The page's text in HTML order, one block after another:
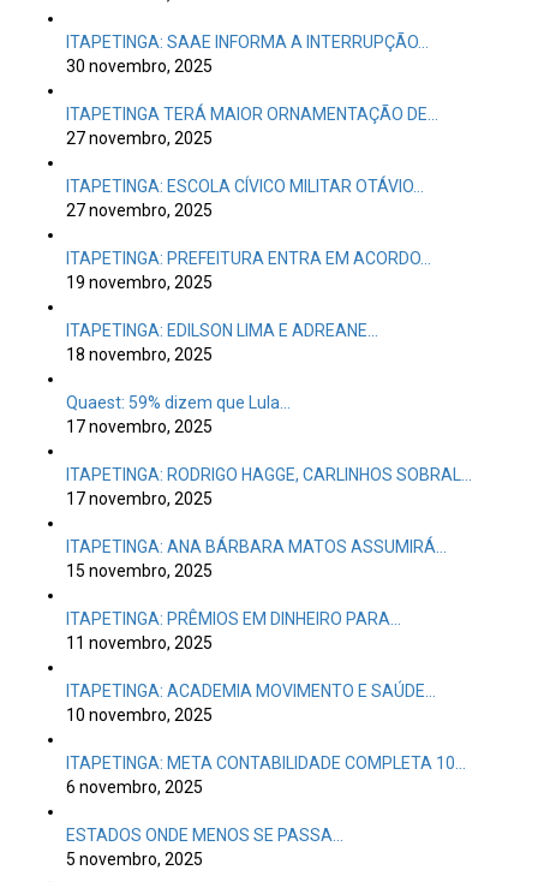
ITAPETINGA: SAAE INFORMA A INTERRUPÇÃO…
30 novembro, 2025
ITAPETINGA TERÁ MAIOR ORNAMENTAÇÃO DE…
27 novembro, 2025
ITAPETINGA: ESCOLA CÍVICO MILITAR OTÁVIO…
27 novembro, 2025
ITAPETINGA: PREFEITURA ENTRA EM ACORDO…
19 novembro, 2025
ITAPETINGA: EDILSON LIMA E ADREANE…
18 novembro, 2025
Quaest: 59% dizem que Lula…
17 novembro, 2025
ITAPETINGA: RODRIGO HAGGE, CARLINHOS SOBRAL…
17 novembro, 2025
ITAPETINGA: ANA BÁRBARA MATOS ASSUMIRÁ…
15 novembro, 2025
ITAPETINGA: PRÊMIOS EM DINHEIRO PARA…
11 novembro, 2025
ITAPETINGA: ACADEMIA MOVIMENTO E SAÚDE…
10 novembro, 2025
ITAPETINGA: META CONTABILIDADE COMPLETA 10…
6 novembro, 2025
ESTADOS ONDE MENOS SE PASSA…
5 novembro, 2025